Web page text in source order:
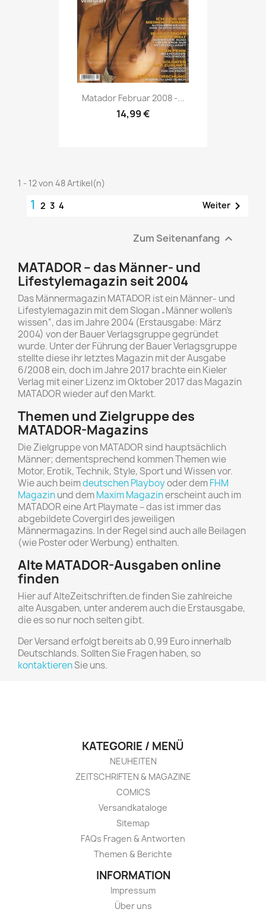
Vorschau
Matador Februar 2008 -...
14,99 €
1 - 12 von 48 Artikel(n)
1 2 3 4 Weiter 
Zum Seitenanfang 
MATADOR – das Männer- und
Lifestylemagazin seit 2004
Das Männermagazin MATADOR ist ein Männer- und
Lifestylemagazin mit dem Slogan „Männer wollen’s
wissen“, das im Jahre 2004 (Erstausgabe: März
2004) von der Bauer Verlagsgruppe gegründet
wurde. Unter der Führung der Bauer Verlagsgruppe
stellte diese ihr letztes Magazin mit der Ausgabe
6/2008 ein, doch im Jahre 2017 brachte ein Kieler
Verlag mit einer Lizenz im Oktober 2017 das Magazin
MATADOR wieder auf den Markt.
Themen und Zielgruppe des
MATADOR-Magazins
Die Zielgruppe von MATADOR sind hauptsächlich
Männer; dementsprechend kommen Themen wie
Motor, Erotik, Technik, Style, Sport und Wissen vor.
Wie auch beimdeutschen Playboyoder demFHM
Magazinund demMaxim Magazinerscheint auch im
MATADOR eine Art Playmate – das ist immer das
abgebildete Covergirl des jeweiligen
Männermagazins. In der Regel sind auch alle Beilagen
(wie Poster oder Werbung) enthalten.
Alte MATADOR-Ausgaben online
finden
Hier auf AlteZeitschriften.de finden Sie zahlreiche
alte Ausgaben, unter anderem auch die Erstausgabe,
die es so nur noch selten gibt.
Der Versand erfolgt bereits ab 0,99 Euro innerhalb
Deutschlands. Sollten Sie Fragen haben, so
kontaktierenSie uns.
KATEGORIE / MENÜ
NEUHEITEN
ZEITSCHRIFTEN & MAGAZINE
COMICS
Versandkataloge
Sitemap
FAQs Fragen & Antworten
Themen & Berichte
INFORMATION
Impressum
Über uns